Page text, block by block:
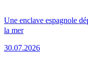
Une enclave espagnole
la mer
30.07.2026